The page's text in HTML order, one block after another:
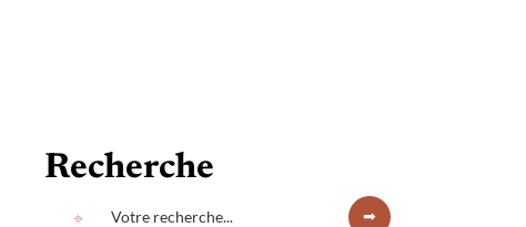
Recherche